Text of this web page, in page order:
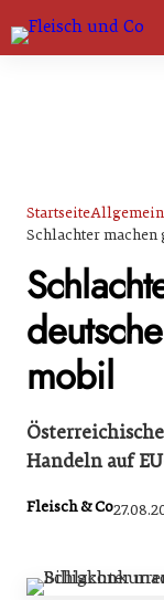
Marktführer
StartseiteAllgemein
Schlachter
mobil
Handeln auf
Fleisch & Co